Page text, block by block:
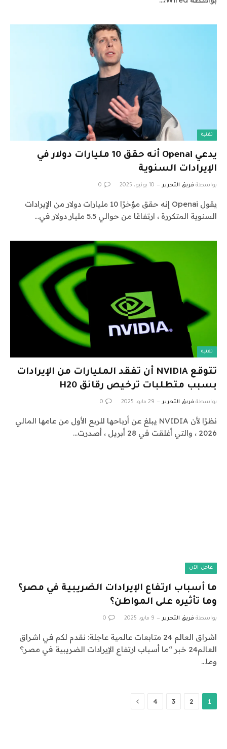
تقنية
يدعي Openai أنه حقق 10 مليارات دولار في
الإيرادات السنوية
بواسطة فريق التحرير 10 يونيو، 2025 0
يقول Openai إنه حقق مؤخرًا 10 مليارات دولار من الإيرادات
السنوية المتكررة ، ارتفاعًا من حوالي 5.5 مليار دولار في…
تقنية
تتوقع NVIDIA أن تفقد المليارات من الإيرادات
بسبب متطلبات ترخيص رقائق H20
بواسطة فريق التحرير 29 مايو، 2025 0
نظرًا لأن NVIDIA يبلغ عن أرباحها للربع الأول من عامها المالي
2026 ، والتي أغلقت في 28 أبريل ، أصدرت…
عاجل الآن
ما أسباب ارتفاع الإيرادات الضريبية في مصر؟
وما تأثيره على المواطن؟
بواسطة فريق التحرير 9 مايو، 2025 0
اشراق العالم 24 متابعات عالمية عاجلة: نقدم لكم في اشراق
العالم24 خبر “ما أسباب ارتفاع الإيرادات الضريبية في مصر؟
وما…
1
2
3
4 التالي